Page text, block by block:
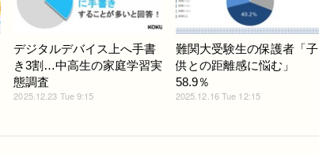
デジタルデバイス上へ手書
き3割…中高生の家庭学習実
態調査
2025.12.23 Tue 9:15
難関大受験生の保護者「子
供との距離感に悩む」
58.9％
2025.12.16 Tue 12:15